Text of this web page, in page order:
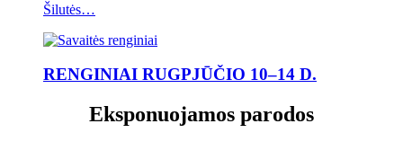
Šilutės…
RENGINIAI RUGPJŪČIO 10–14 D.
Eksponuojamos parodos